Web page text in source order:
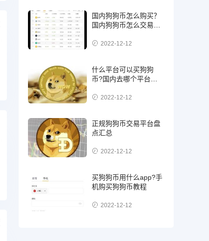
国内狗狗币怎么购买？
国内狗狗币怎么交易使
2022-12-12
什么平台可以买狗狗
币?国内去哪个平台买
2022-12-12
正规狗狗币交易平台盘
点汇总
2022-12-12
买狗狗币用什么app?手
机购买狗狗币教程
2022-12-12